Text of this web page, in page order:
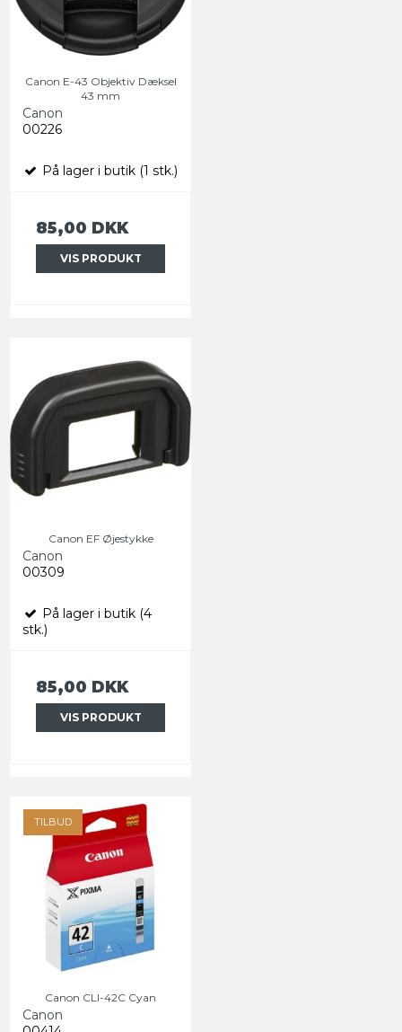
Canon E-43 Objektiv Dæksel
43 mm
Canon
00226
På lager i butik (1 stk.)
85,00 DKK
VIS PRODUKT
Canon EF Øjestykke
Canon
00309
På lager i butik (4
stk.)
85,00 DKK
VIS PRODUKT
TILBUD
Canon CLI-42C Cyan
Canon